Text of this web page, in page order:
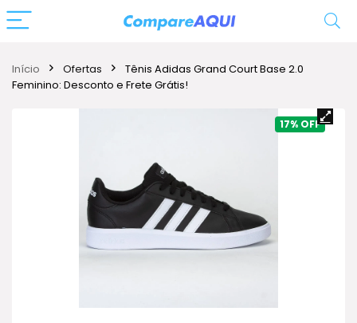
Início Ofertas
Tênis Adidas Grand Court Base 2.0
Feminino: Desconto e Frete Grátis!
17%